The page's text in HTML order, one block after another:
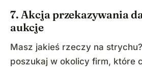
7. Akcja przekazywania
aukcje
Masz jakieś rzeczy na
poszukaj w okolicy firm, które